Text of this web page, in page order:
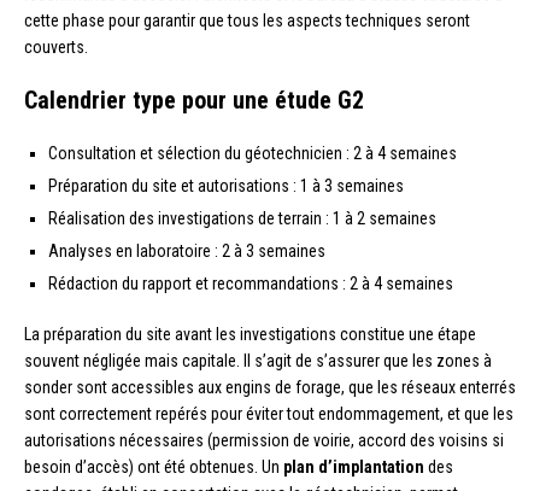
cette phase pour garantir que tous les aspects techniques seront
couverts.
Calendrier type pour une étude G2
Consultation et sélection du géotechnicien : 2 à 4 semaines
Préparation du site et autorisations : 1 à 3 semaines
Réalisation des investigations de terrain : 1 à 2 semaines
Analyses en laboratoire : 2 à 3 semaines
Rédaction du rapport et recommandations : 2 à 4 semaines
La préparation du site avant les investigations constitue une étape
souvent négligée mais capitale. Il s’agit de s’assurer que les zones à
sonder sont accessibles aux engins de forage, que les réseaux enterrés
sont correctement repérés pour éviter tout endommagement, et que les
autorisations nécessaires (permission de voirie, accord des voisins si
besoin d’accès) ont été obtenues. Un plan d’implantation des